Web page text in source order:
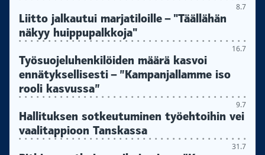
8.7
Liitto jalkautui marjatiloille – "Täällähän
näkyy huippupalkkoja"
16.7
Työsuojeluhenkilöiden määrä kasvoi
ennätyksellisesti – ”Kampanjallamme iso
rooli kasvussa”
9.7
Hallituksen sotkeutuminen työehtoihin vei
vaalitappioon Tanskassa
31.7